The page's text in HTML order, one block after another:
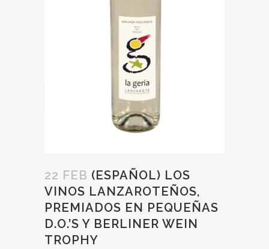
22 FEB (ESPAÑOL) LOS
VINOS LANZAROTEÑOS,
PREMIADOS EN PEQUEÑAS
D.O.’S Y BERLINER WEIN
TROPHY